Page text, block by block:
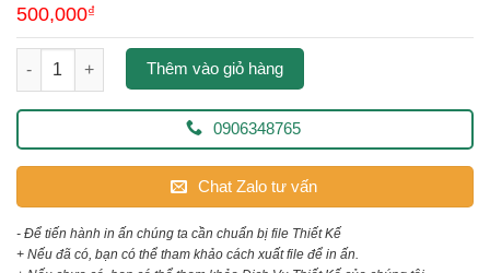
500,000₫
in uv kính 12mm số lượngThêm vào giỏ hàng
0906348765
Chat Zalo tư vấn
- Để tiến hành in ấn chúng ta cần chuẩn bị file Thiết Kế
+ Nếu đã có, bạn có thể tham khảo cách xuất file để in ấn.